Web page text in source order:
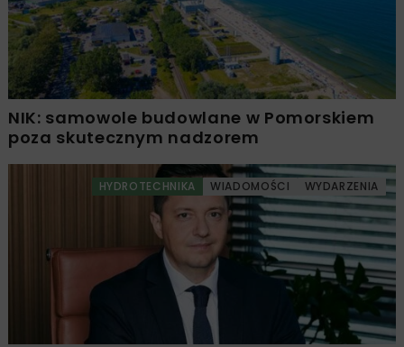
NIK: samowole budowlane w Pomorskiem
poza skutecznym nadzorem
HYDROTECHNIKA WIADOMOŚCI WYDARZENIA